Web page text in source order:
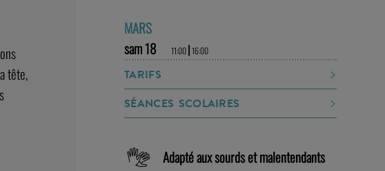
tête,
MARS
sam 18
11:00|16:00
TARIFS
SÉANCES SCOLAIRES
Adapté aux sourds et malentendants